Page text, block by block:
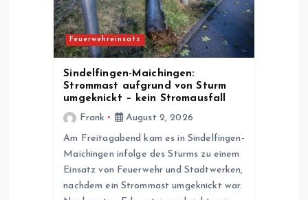
Feuerwehreinsatz
Sindelfingen-Maichingen:
Strommast aufgrund von Sturm
umgeknickt – kein Stromausfall
Frank
August 2, 2026
Am Freitagabend kam es in Sindelfingen-
Maichingen infolge des Sturms zu einem
Einsatz von Feuerwehr und Stadtwerken,
nachdem ein Strommast umgeknickt war.